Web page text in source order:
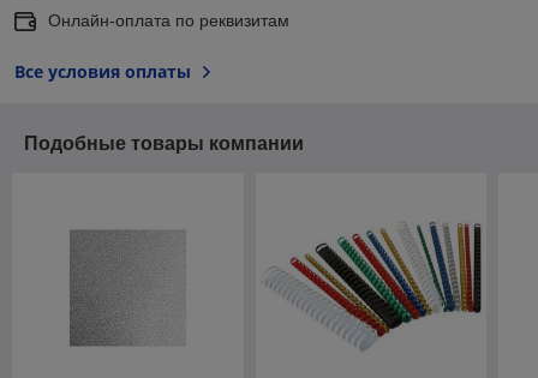
Онлайн-оплата по реквизитам
Все условия оплаты
Подобные товары компании